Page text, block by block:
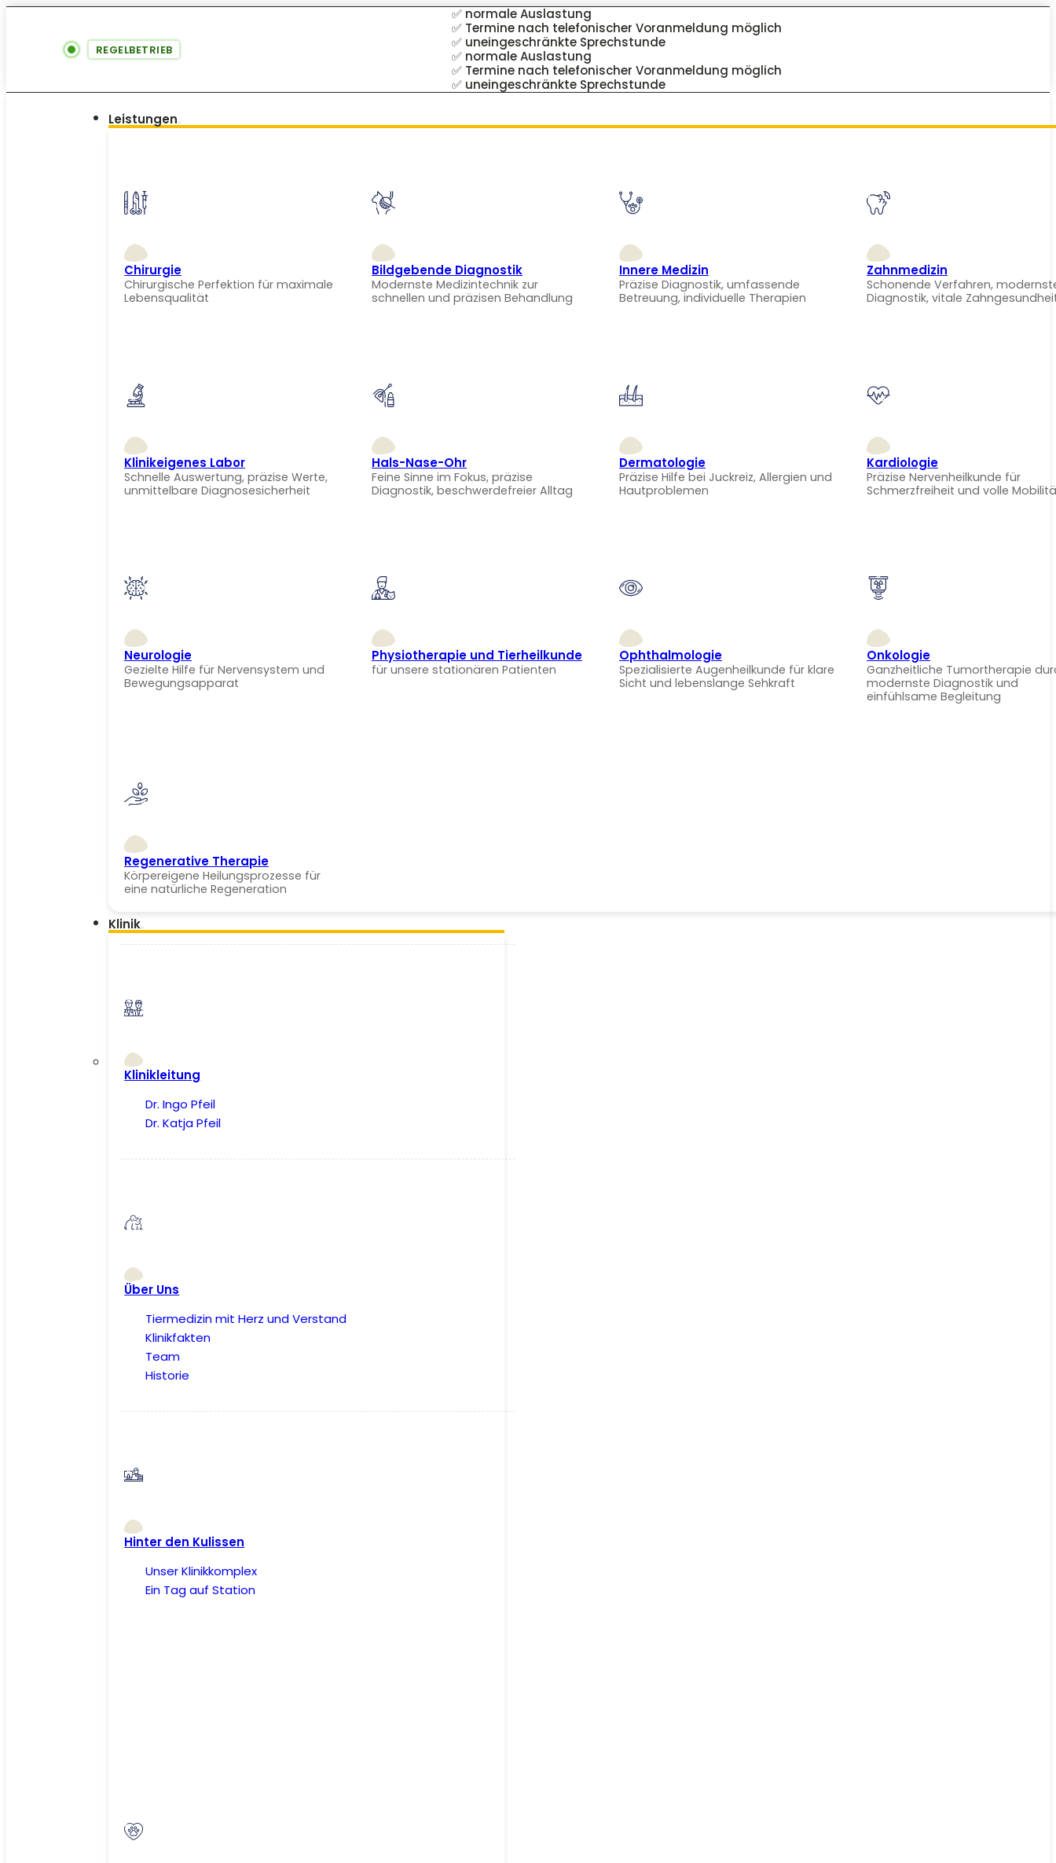
REGELBETRIEB
✅ normale Auslastung
✅ Termine nach telefonischer Voranmeldung möglich
✅ uneingeschränkte Sprechstunde
✅ normale Auslastung
✅ Termine nach telefonischer Voranmeldung möglich
✅ uneingeschränkte Sprechstunde
Leistungen
Chirurgie
Chirurgische Perfektion für maximale
Lebensqualität
Bildgebende Diagnostik
Modernste Medizintechnik zur
schnellen und präzisen Behandlung
Innere Medizin
Präzise Diagnostik, umfassende
Betreuung, individuelle Therapien
Zahnmedizin
Schonende Verfahren,
Diagnostik, vitale
Klinikeigenes Labor
Schnelle Auswertung, präzise Werte,
unmittelbare Diagnosesicherheit
Hals-Nase-Ohr
Feine Sinne im Fokus, präzise
Diagnostik, beschwerdefreier Alltag
Dermatologie
Präzise Hilfe bei Juckreiz, Allergien und
Hautproblemen
Kardiologie
Präzise Nervenheilkunde für
Schmerzfreiheit und volle
Neurologie
Gezielte Hilfe für Nervensystem und
Bewegungsapparat
Physiotherapie und Tierheilkunde
für unsere stationären Patienten
Ophthalmologie
Spezialisierte Augenheilkunde für klare
Sicht und lebenslange Sehkraft
Onkologie
Ganzheitliche Tumortherapie
modernste Diagnostik und
einfühlsame Begleitung
Regenerative Therapie
Körpereigene Heilungsprozesse für
eine natürliche Regeneration
Klinik
Klinikleitung
Dr. Ingo Pfeil
Dr. Katja Pfeil
Über Uns
Tiermedizin mit Herz und Verstand
Klinikfakten
Team
Historie
Hinter den Kulissen
Unser Klinikkomplex
Ein Tag auf Station